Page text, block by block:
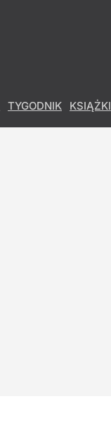
TYGODNIK KSIĄŻKI